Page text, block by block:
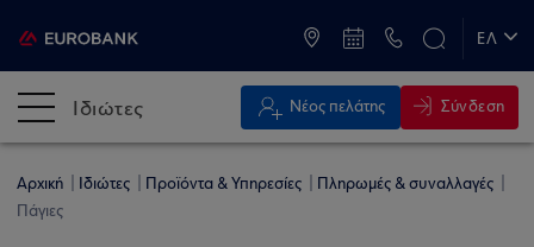
ΕΛ
Ιδιώτες Νέος πελάτης Σύνδεση
Αρχική Ιδιώτες Προϊόντα & Υπηρεσίες
Πληρωμές & συναλλαγές
Πάγιες